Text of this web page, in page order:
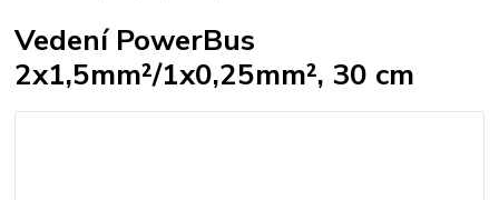
Vedení PowerBus
2x1,5mm²/1x0,25mm², 30 cm